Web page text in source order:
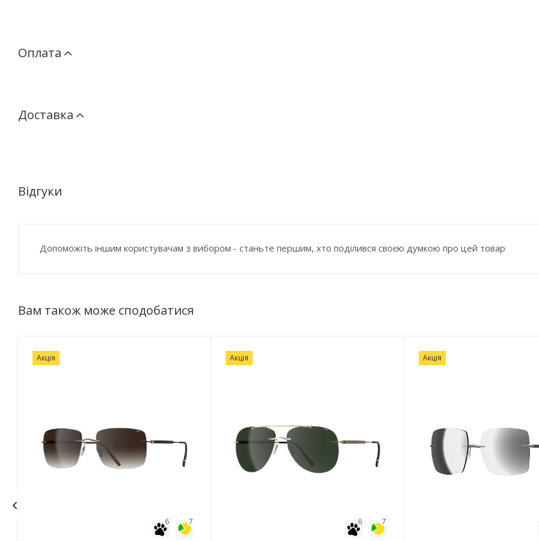
Оплата
Доставка
Відгуки
Допоможіть іншим користувачам з вибором - станьте першим, хто поділився своєю думкою про цей товар
Вам також може сподобатися
Акція
7
6
Акція
7
6
Акція